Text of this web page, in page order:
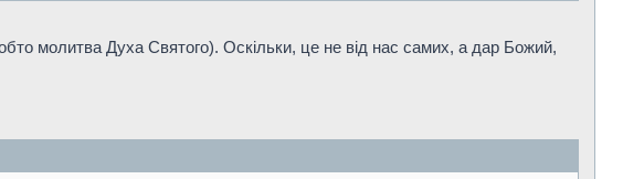
молитва Духа Святого). Оскільки, це не від нас самих, а дар Божий,